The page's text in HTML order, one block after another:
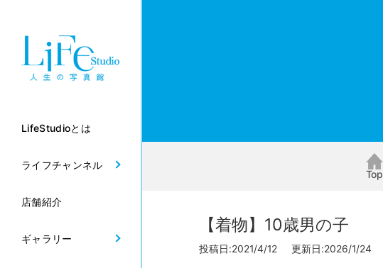
LifeStudioとは
ライフチャンネル
店舗紹介
ギャラリー
Top
【着物】10歳男の子
投稿日:2021/4/12 更新日:2026/1/24